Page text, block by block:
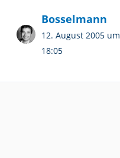
Bosselmann
12. August 2005 um
18:05